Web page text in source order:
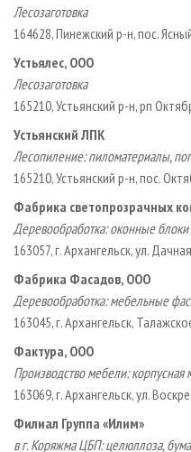
Лесозаготовка
164628, Пинежский р-н, пос.
Устьялес, ООО
Лесозаготовка
165210, Устьянский р-н, рп
Устьянский ЛПК
Лесопиление: пиломатериалы,
165210, Устьянский р-н, пос.
Фабрика светопрозрачных
Деревообработка: оконные блоки
163057, г. Архангельск, ул.
Фабрика Фасадов, ООО
Деревообработка: мебельные
163045, г. Архангельск,
Фактура, ООО
Производство мебели: корпусная
163069, г. Архангельск, ул.
Филиал Группа «Илим»
в г. Коряжма ЦБП: целюллоза,